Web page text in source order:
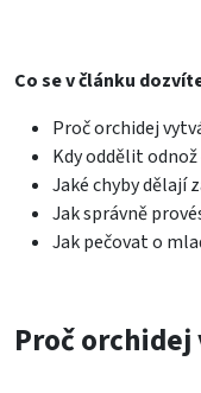
Co se v článku
Proč orchidej
Kdy oddělit
Jaké chyby dělají
Jak správně
Jak pečovat o
Proč